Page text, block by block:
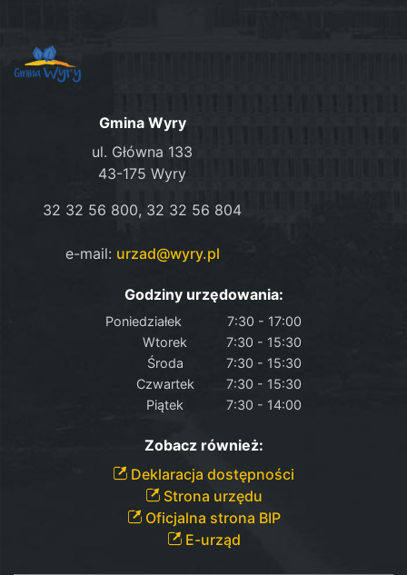
Gmina Wyry
ul. Główna 133
43-175 Wyry
32 32 56 800, 32 32 56 804
e-mail: urzad@wyry.pl
Godziny urzędowania:
Poniedziałek
7:30 - 17:00
Wtorek
7:30 - 15:30
Środa
7:30 - 15:30
Czwartek
7:30 - 15:30
Piątek
7:30 - 14:00
Zobacz również:
Deklaracja dostępności
Strona urzędu
Oficjalna strona BIP
E-urząd